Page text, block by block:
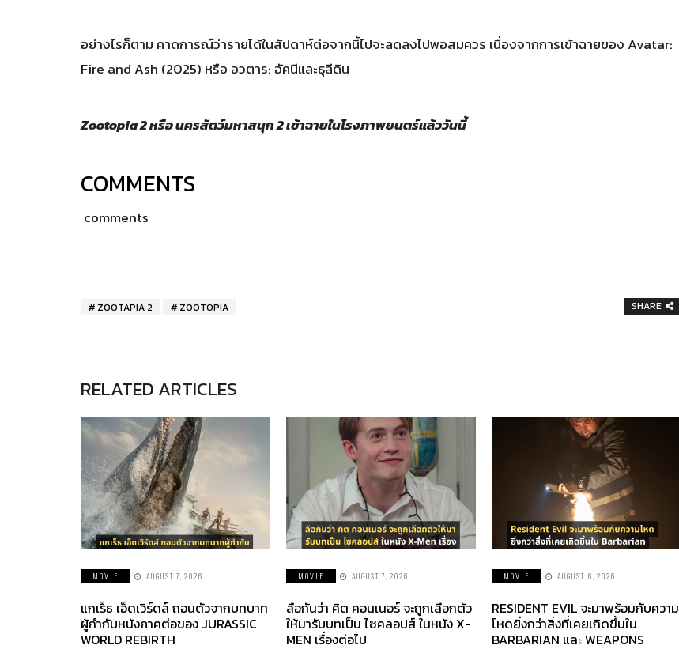
อย่างไรก็ตาม คาดการณ์ว่ารายได้ในสัปดาห์ต่อจากนี้ไปจะลดลงไปพอสมควร เนื่องจากการเข้าฉายของ Avatar:
Fire and Ash (2025) หรือ อวตาร: อัคนีและธุลีดิน
Zootopia 2 หรือ นครสัตว์มหาสนุก 2 เข้าฉายในโรงภาพยนตร์แล้ววันนี้
COMMENTS
comments
ZOOTAPIA 2 ZOOTOPIA SHARE
RELATED ARTICLES
MOVIE AUGUST 7, 2026
แกเร็ธ เอ็ดเวิร์ดส์ ถอนตัวจากบทบาท
ผู้กำกับหนังภาคต่อของ JURASSIC
WORLD REBIRTH
MOVIE AUGUST 7, 2026
ลือกันว่า คิต คอนเนอร์ จะถูกเลือกตัว
ให้มารับบทเป็น ไซคลอปส์ ในหนัง X-
MEN เรื่องต่อไป
MOVIE AUGUST 6, 2026
RESIDENT EVIL จะมาพร้อมกับความ
โหดยิ่งกว่าสิ่งที่เคยเกิดขึ้นใน
BARBARIAN และ WEAPONS